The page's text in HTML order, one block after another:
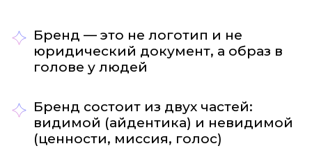
Бренд — это не логотип и не
юридический документ, а образ в
голове у людей
Бренд состоит из двух частей:
видимой (айдентика) и невидимой
(ценности, миссия, голос)